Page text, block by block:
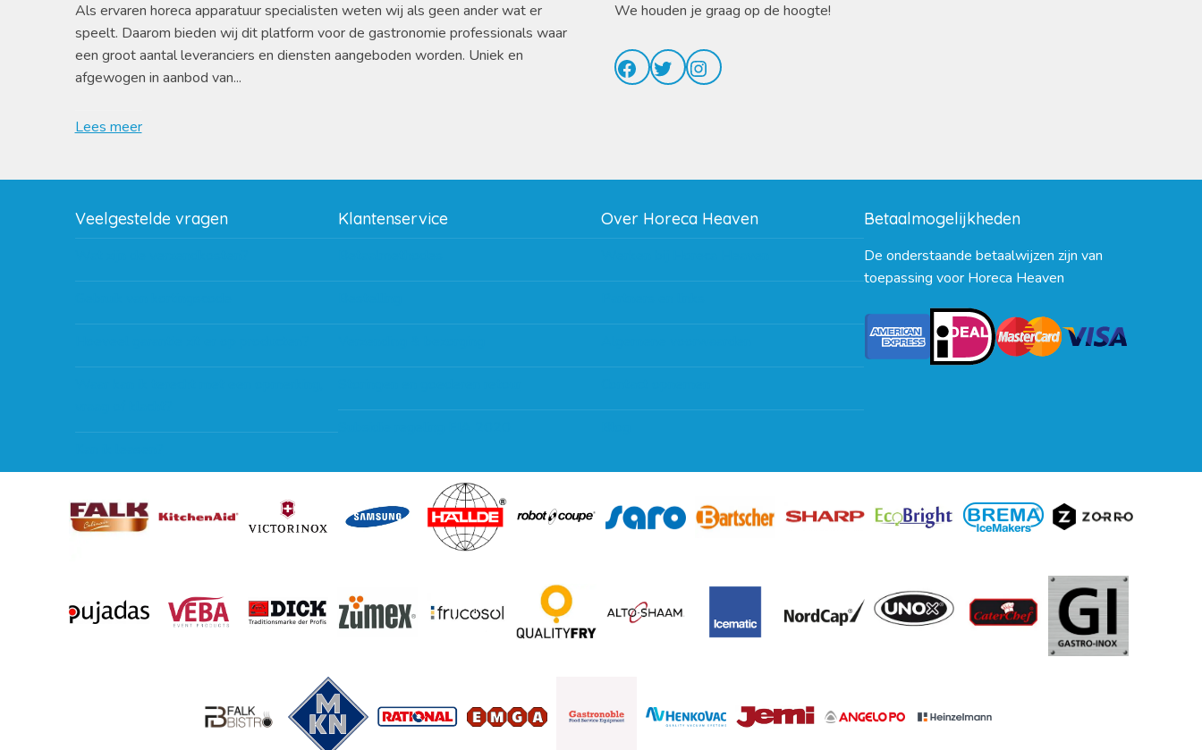
Als ervaren horeca apparatuur specialisten weten wij als geen ander wat er
speelt. Daarom bieden wij dit platform voor de gastronomie professionals waar
een groot aantal leveranciers en diensten aangeboden worden. Uniek en
afgewogen in aanbod van...
Lees meer
We houden je graag op de hoogte!
Facebook
TwitterInstagram
Veelgestelde vragen Klantenservice
Subsidie regeling EIA 2020
Over Horeca Heaven Betaalmogelijkheden
De onderstaande betaalwijzen zijn van
toepassing voor Horeca Heaven